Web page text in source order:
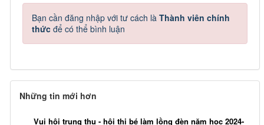
Bạn cần đăng nhập với tư cách là Thành viên chính
thức để có thể bình luận
Những tin mới hơn
Vui hội trung thu - hội thi bé làm lồng đèn năm học 2024-